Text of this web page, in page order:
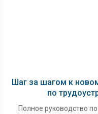
Шаг за шагом к
по
Полное руководство